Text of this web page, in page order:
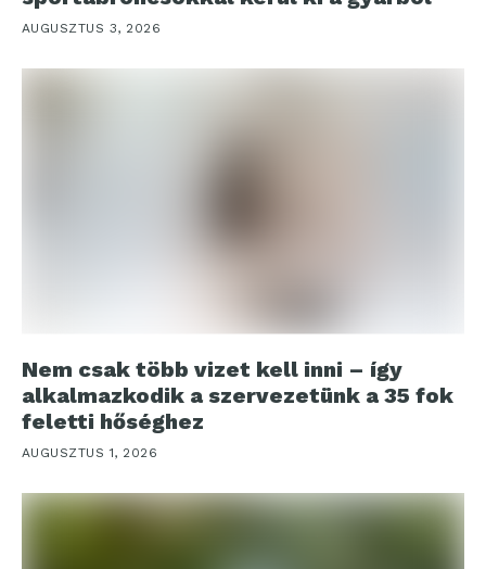
AUGUSZTUS 3, 2026
Nem csak több vizet kell inni – így
alkalmazkodik a szervezetünk a 35 fok
feletti hőséghez
AUGUSZTUS 1, 2026